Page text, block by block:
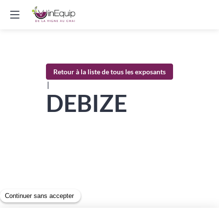
Retour à la liste de tous les exposants
|
DEBIZE